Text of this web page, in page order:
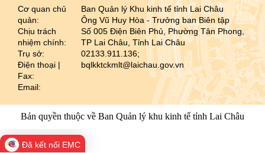
Cơ quan chủ
quản:
Chịu trách
nhiệm chính:
Trụ sở:
Điện thoại |
Fax:
Email:
Ban Quản lý Khu kinh tế tỉnh Lai Châu
Ông Vũ Huy Hòa - Trưởng ban Biên tập
Số 005 Điện Biên Phủ, Phường Tân Phong,
TP Lai Châu, Tỉnh Lai Châu
02133.911.136;
bqlkktckmlt@laichau.gov.vn
Bản quyền thuộc về Ban Quản lý khu kinh tế tỉnh Lai Châu
Đã kết nối EMC